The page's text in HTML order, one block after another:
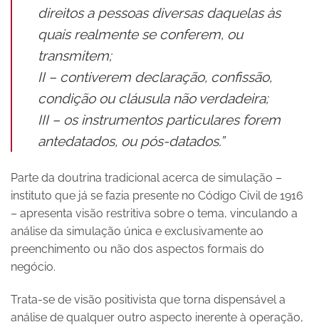
direitos a pessoas diversas daquelas às
quais realmente se conferem, ou
transmitem;
II – contiverem declaração, confissão,
condição ou cláusula não verdadeira;
III – os instrumentos particulares forem
antedatados, ou pós-datados.”
Parte da doutrina tradicional acerca de simulação –
instituto que já se fazia presente no Código Civil de 1916
– apresenta visão restritiva sobre o tema, vinculando a
análise da simulação única e exclusivamente ao
preenchimento ou não dos aspectos formais do
negócio.
Trata-se de visão positivista que torna dispensável a
análise de qualquer outro aspecto inerente à operação,